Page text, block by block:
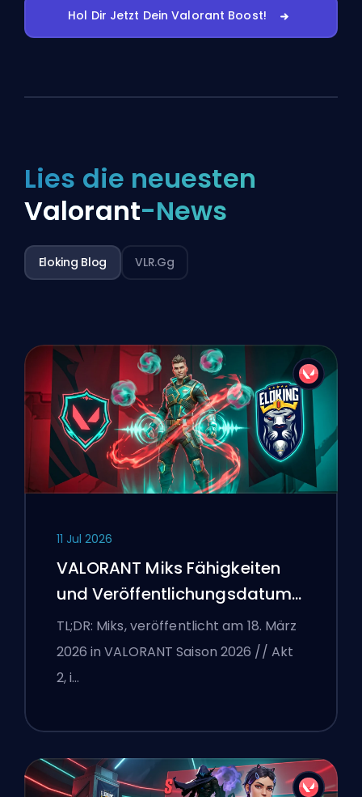
Hol Dir Jetzt Dein Valorant Boost!
Lies die neuesten
Valorant-News
Eloking Blog VLR.gg
11 Jul 2026
VALORANT Miks Fähigkeiten
und Veröffentlichungsdatum
erklärt
TL;DR: Miks, veröffentlicht am 18. März
2026 in VALORANT Saison 2026 // Akt
2, i…